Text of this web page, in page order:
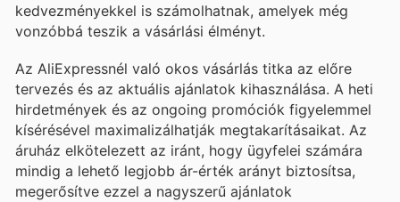
kedvezményekkel is számolhatnak, amelyek még
vonzóbbá teszik a vásárlási élményt.
Az AliExpressnél való okos vásárlás titka az előre
tervezés és az aktuális ajánlatok kihasználása. A heti
hirdetmények és az ongoing promóciók figyelemmel
kísérésével maximalizálhatják megtakarításaikat. Az
áruház elkötelezett az iránt, hogy ügyfelei számára
mindig a lehető legjobb ár-érték arányt biztosítsa,
megerősítve ezzel a nagyszerű ajánlatok